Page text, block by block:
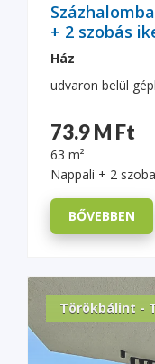
+ 2 szobás
Ház
udvaron belül
73.9 M Ft
63 m²
Nappali + 2 szoba
BŐVEBBEN
Törökbálint -